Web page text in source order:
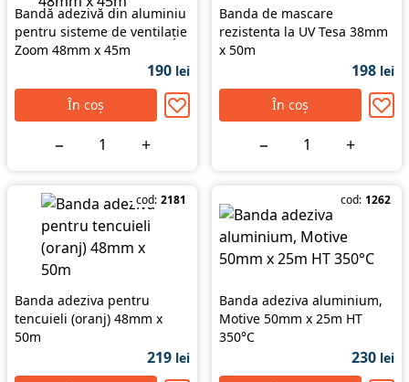
Bandă adezivă din aluminiu
pentru sisteme de ventilație
Zoom 48mm x 45m
190 lei
În coș
− +
Banda de mascare
rezistenta la UV Tesa 38mm
x 50m
198 lei
În coș
− +
cod: 2181
Banda adeziva pentru
tencuieli (oranj) 48mm x
50m
219 lei
cod: 1262
Banda adeziva aluminium,
Motive 50mm x 25m HT
350°C
230 lei